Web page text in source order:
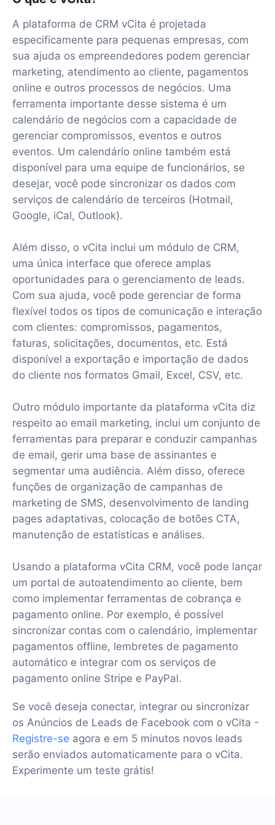
A plataforma de CRM vCita é projetada
especificamente para pequenas empresas, com
sua ajuda os empreendedores podem gerenciar
marketing, atendimento ao cliente, pagamentos
online e outros processos de negócios. Uma
ferramenta importante desse sistema é um
calendário de negócios com a capacidade de
gerenciar compromissos, eventos e outros
eventos. Um calendário online também está
disponível para uma equipe de funcionários, se
desejar, você pode sincronizar os dados com
serviços de calendário de terceiros (Hotmail,
Google, iCal, Outlook).
Além disso, o vCita inclui um módulo de CRM,
uma única interface que oferece amplas
oportunidades para o gerenciamento de leads.
Com sua ajuda, você pode gerenciar de forma
flexível todos os tipos de comunicação e interação
com clientes: compromissos, pagamentos,
faturas, solicitações, documentos, etc. Está
disponível a exportação e importação de dados
do cliente nos formatos Gmail, Excel, CSV, etc.
Outro módulo importante da plataforma vCita diz
respeito ao email marketing, inclui um conjunto de
ferramentas para preparar e conduzir campanhas
de email, gerir uma base de assinantes e
segmentar uma audiência. Além disso, oferece
funções de organização de campanhas de
marketing de SMS, desenvolvimento de landing
pages adaptativas, colocação de botões CTA,
manutenção de estatísticas e análises.
Usando a plataforma vCita CRM, você pode lançar
um portal de autoatendimento ao cliente, bem
como implementar ferramentas de cobrança e
pagamento online. Por exemplo, é possível
sincronizar contas com o calendário, implementar
pagamentos offline, lembretes de pagamento
automático e integrar com os serviços de
pagamento online Stripe e PayPal.
Se você deseja conectar, integrar ou sincronizar
os Anúncios de Leads de Facebook com o vCita -
Registre-se agora e em 5 minutos novos leads
serão enviados automaticamente para o vCita.
Experimente um teste grátis!